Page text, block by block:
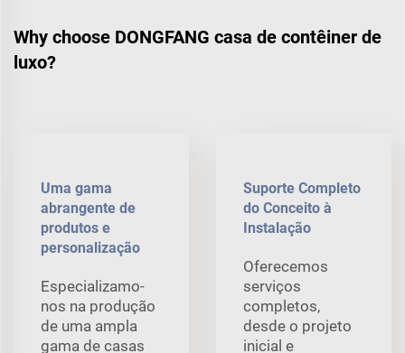
Why choose DONGFANG casa de contêiner de
luxo?
Uma gama
abrangente de
produtos e
personalização
Especializamo-
nos na produção
de uma ampla
gama de casas
Suporte Completo
do Conceito à
Instalação
Oferecemos
serviços
completos,
desde o projeto
inicial e